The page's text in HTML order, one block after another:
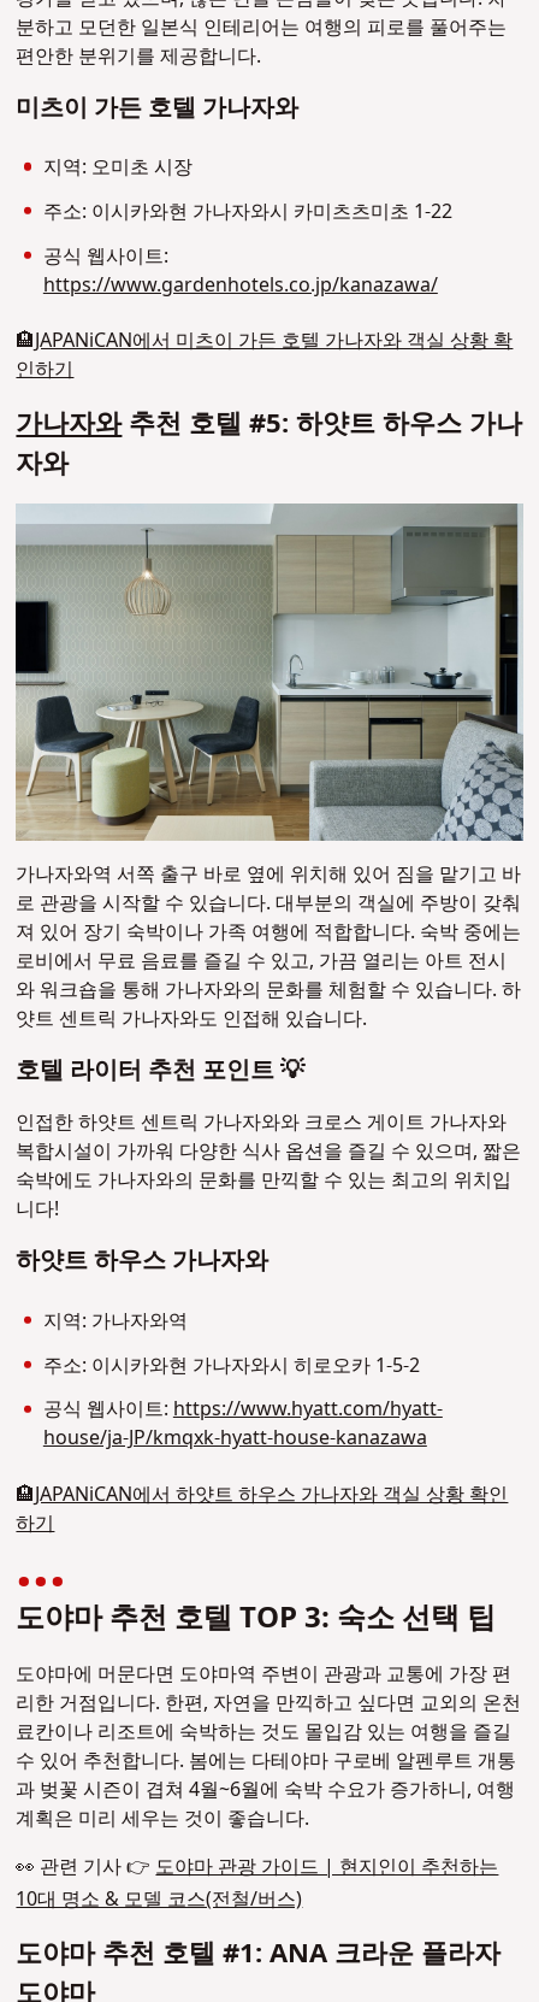
분하고 모던한 일본식 인테리어는 여행의 피로를 풀어주는
편안한 분위기를 제공합니다.
미츠이 가든 호텔 가나자와
지역: 오미초 시장
주소: 이시카와현 가나자와시 카미츠츠미초 1-22
공식 웹사이트:
https://www.gardenhotels.co.jp/kanazawa/
🏨JAPANiCAN에서 미츠이 가든 호텔 가나자와 객실 상황 확
인하기
가나자와추천 호텔 #5: 하얏트 하우스 가나
자와
가나자와역 서쪽 출구 바로 옆에 위치해 있어 짐을 맡기고 바
로 관광을 시작할 수 있습니다. 대부분의 객실에 주방이 갖춰
져 있어 장기 숙박이나 가족 여행에 적합합니다. 숙박 중에는
로비에서 무료 음료를 즐길 수 있고, 가끔 열리는 아트 전시
와 워크숍을 통해 가나자와의 문화를 체험할 수 있습니다. 하
얏트 센트릭 가나자와도 인접해 있습니다.
호텔 라이터 추천 포인트 💡
인접한 하얏트 센트릭 가나자와와 크로스 게이트 가나자와
복합시설이 가까워 다양한 식사 옵션을 즐길 수 있으며, 짧은
숙박에도 가나자와의 문화를 만끽할 수 있는 최고의 위치입
니다!
하얏트 하우스 가나자와
지역: 가나자와역
주소: 이시카와현 가나자와시 히로오카 1-5-2
공식 웹사이트:https://www.hyatt.com/hyatt-
house/ja-JP/kmqxk-hyatt-house-kanazawa
🏨JAPANiCAN에서 하얏트 하우스 가나자와 객실 상황 확인
하기
도야마 추천 호텔 TOP 3: 숙소 선택 팁
도야마에 머문다면 도야마역 주변이 관광과 교통에 가장 편
리한 거점입니다. 한편, 자연을 만끽하고 싶다면 교외의 온천
료칸이나 리조트에 숙박하는 것도 몰입감 있는 여행을 즐길
수 있어 추천합니다. 봄에는 다테야마 구로베 알펜루트 개통
과 벚꽃 시즌이 겹쳐 4월~6월에 숙박 수요가 증가하니, 여행
계획은 미리 세우는 것이 좋습니다.
👀 관련 기사 👉 도야마 관광 가이드 | 현지인이 추천하는
10대 명소 & 모델 코스(전철/버스)
도야마 추천 호텔 #1: ANA 크라운 플라자
도야마